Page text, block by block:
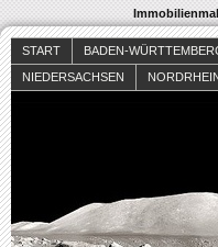
START BADEN-
NIEDERSACHSEN